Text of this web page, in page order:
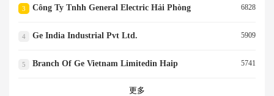
3 Công Ty Tnhh General Electric Hải Phòng 6828
4 Ge India Industrial Pvt Ltd. 5909
5 Branch Of Ge Vietnam Limitedin Haip 5741
更多